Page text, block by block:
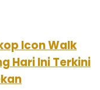
Icon Walk
Hari Ini Terkini